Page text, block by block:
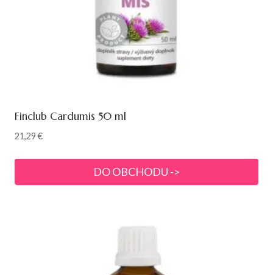
Finclub Cardumis 50 ml
21,29€
DO OBCHODU ->